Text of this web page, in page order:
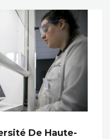
De Haute-